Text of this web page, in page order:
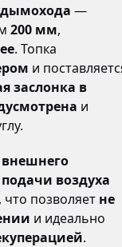
—
200 мм,
. Топка
и
заслонка в
и
подачи воздуха
, что позволяет не
и идеально
.